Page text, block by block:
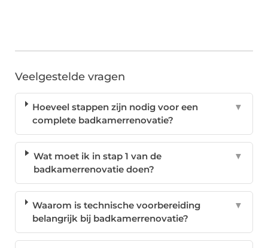
Veelgestelde vragen
Hoeveel stappen zijn nodig voor een
complete badkamerrenovatie?
▼
Wat moet ik in stap 1 van de
badkamerrenovatie doen?
▼
Waarom is technische voorbereiding
belangrijk bij badkamerrenovatie?
▼